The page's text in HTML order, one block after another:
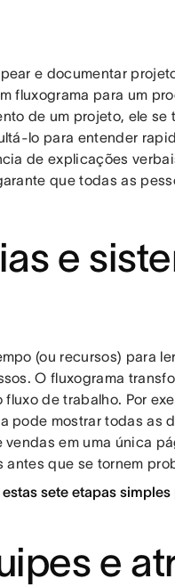
e documentar
fluxograma para um
de um projeto, ele se
lo para entender
de explicações
que todas as
e
(ou recursos) para
O fluxograma
de trabalho. Por
pode mostrar todas as
em uma única
que se tornem
sete etapas
e